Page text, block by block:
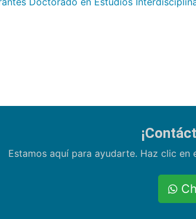
Estamos aquí para ayudarte. Haz clic